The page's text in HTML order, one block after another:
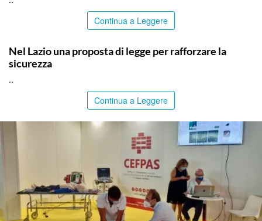
Continua a Leggere
Nel Lazio una proposta di legge per rafforzare la
sicurezza
..
Continua a Leggere